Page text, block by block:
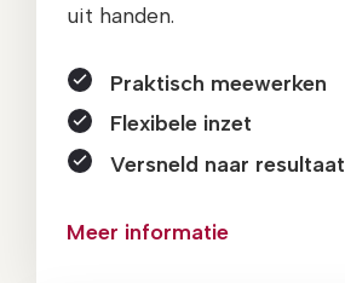
uit handen.
Praktisch meewerken
Flexibele inzet
Versneld naar resultaat
Meer informatie